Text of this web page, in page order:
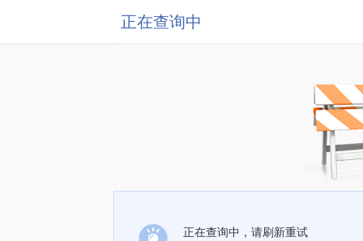
正在查询中
正在查询中，请刷新重试